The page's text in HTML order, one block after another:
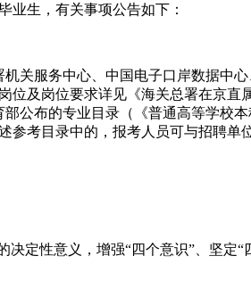
业生，有关事项公告如下：
关服务中心、中国电子口岸数据中
及岗位要求详见《海关总署在京
公布的专业目录（《普通高等学校
考目录中的，报考人员可与招聘单
定性意义，增强“四个意识”、坚定